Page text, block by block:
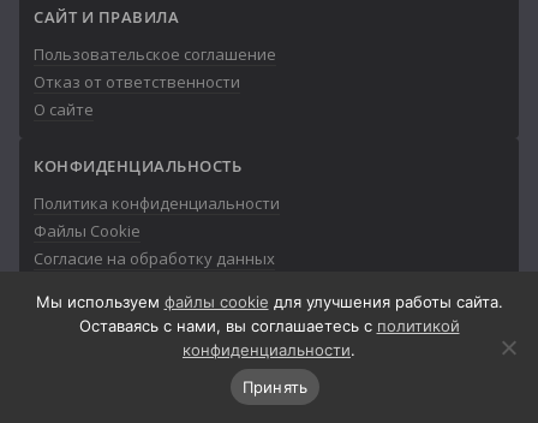
САЙТ И ПРАВИЛА
Пользовательское соглашение
Отказ от ответственности
О сайте
КОНФИДЕНЦИАЛЬНОСТЬ
Политика конфиденциальности
Файлы Cookie
Согласие на обработку данных
© 2013-2026Айтишник
Мы используем файлы cookie для улучшения работы сайта.
Оставаясь с нами, вы соглашаетесь с политикой
конфиденциальности.
Принять